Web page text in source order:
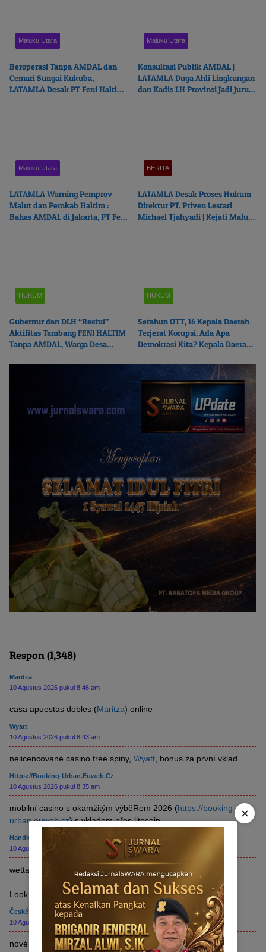
Maluku Utara
Beroperasi Tanpa AMDAL dan
Cemari Sungai Kukuba,
LATAMLA Desak PT Feni Haltim
Maluku Utara
Konsultasi Publik AMDAL |
LATAMLA Duga Ahli Lingkungan
dan Kadis LH Provinsi Jadi Juru
Maluku Utara
LATAMLA Warning Pemprov
Malut dan Pemkab Haltim :
Bahas AMDAL di Jakarta, PT Feni
BERITA
LATAMLA Desak Proses Hukum
Direktur PT. Priven Lestari
Michael Tjahyadi | Kejati Malut
HUKUM
Gubernur dan DLH “Restui”
Aktifitas Tambang FENI HALTIM
Tanpa AMDAL, Warga Desa
HUKUM
Setahun OTT, 16 Kepala Daerah
Terjerat Korupsi, Ada Apa
Demokrasi Kita? Kepala Daerah
Respon (1,348)
Maritza
10 Agustus 2026 pukul 8:46 am
casa apuestas dobles (Maritza) online
Wyatt
10 Agustus 2026 pukul 8:43 am
nelicencované casino free spiny, Wyatt , bonus za první vklad
Https://booking-Urban.euweb.cz
10 Agustus 2026 pukul 8:35 am
mobilní casino s okamžitým výběRem 2026 (https://booking-
urban.euweb.cz) s vkladem přes litecoin
Handicap Basketball Wetten
10 Agustus 2026 pukul 7:57 am
wettanbieter neu
Look at my blog ::handicap basketball wetten
České Casino Bonus 300 Kč Za Registraci
10 Agustus 2026 pukul 7:42 am
nové české casino Bonus 300 kč za Registracivklad
×